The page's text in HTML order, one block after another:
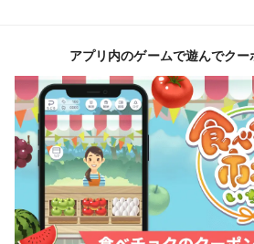
アプリ内のゲームで遊んでクー